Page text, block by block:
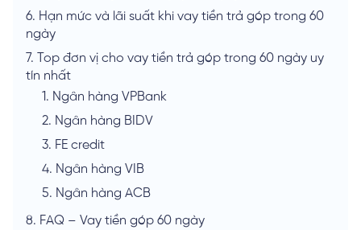
6. Hạn mức và lãi suất khi vay tiền trả góp trong 60
ngày
7.
Top đơn vị cho vay tiền trả góp trong 60 ngày uy
tín nhất
1. Ngân hàng VPBank
2. Ngân hàng BIDV
3. FE credit
4. Ngân hàng VIB
5. Ngân hàng ACB
8. FAQ – Vay tiền góp 60 ngày